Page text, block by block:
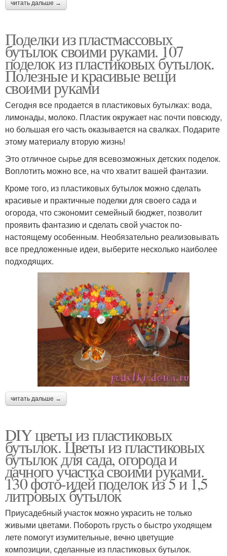
читать дальше →
Поделки из пластмассовых
бутылок своими руками. 107
поделок из пластиковых бутылок.
Полезные и красивые вещи
своими руками
Сегодня все продается в пластиковых бутылках: вода,
лимонады, молоко. Пластик окружает нас почти повсюду,
но большая его часть оказывается на свалках. Подарите
этому материалу вторую жизнь!
Это отличное сырье для всевозможных детских поделок.
Воплотить можно все, на что хватит вашей фантазии.
Кроме того, из пластиковых бутылок можно сделать
красивые и практичные поделки для своего сада и
огорода, что сэкономит семейный бюджет, позволит
проявить фантазию и сделать свой участок по-
настоящему особенным. Необязательно реализовывать
все предложенные идеи, выберите несколько наиболее
подходящих.
читать дальше →
DIY цветы из пластиковых
бутылок. Цветы из пластиковых
бутылок для сада, огорода и
дачного участка своими руками.
130 фото-идей поделок из 5 и 1,5
литровых бутылок
Приусадебный участок можно украсить не только
живыми цветами. Побороть грусть о быстро уходящем
лете помогут изумительные, вечно цветущие
композиции, сделанные из пластиковых бутылок.